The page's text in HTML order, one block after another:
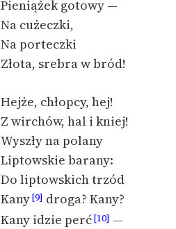
Pieniążek gotowy —
Na cużeczki,
Na porteczki
Złota, srebra w bród!
Hejże, chłopcy, hej!
Z wirchów, hal i kniej!
Wyszły na polany
Liptowskie barany:
Do liptowskich trzód
Kany[9] droga? Kany?
Kany idzie perć[10] —